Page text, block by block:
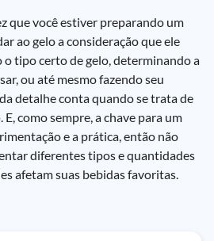
que você estiver preparando um
ao gelo a consideração que ele
o tipo certo de gelo, determinando a
ou até mesmo fazendo seu
detalhe conta quando se trata de
como sempre, a chave para um
e a prática, então não
diferentes tipos e quantidades
afetam suas bebidas favoritas.